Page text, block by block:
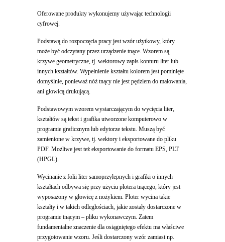
Oferowane produkty wykonujemy używając technologii
cyfrowej.
Podstawą do rozpoczęcia pracy jest wzór użytkowy, który
może być odczytany przez urządzenie tnące. Wzorem są
krzywe geometryczne, tj. wektorowy zapis konturu liter lub
innych kształtów. Wypełnienie kształtu kolorem jest pominięte
domyślnie, ponieważ nóż tnący nie jest pędzlem do malowania,
ani głowicą drukującą.
Podstawowym wzorem wystarczającym do wycięcia liter,
kształtów są tekst i grafika utworzone komputerowo w
programie graficznym lub edytorze tekstu. Muszą być
zamienione w krzywe, tj. wektory i eksportowane do pliku
PDF. Możliwe jest też eksportowanie do formatu EPS, PLT
(HPGL).
Wycinanie z folii liter samoprzylepnych i grafiki o innych
kształtach odbywa się przy użyciu plotera tnącego, który jest
wyposażony w głowicę z nożykiem. Ploter wycina takie
kształty i w takich odległościach, jakie zostały dostarczone w
programie tnącym – pliku wykonawczym. Zatem
fundamentalne znaczenie dla osiągniętego efektu ma właściwe
przygotowanie wzoru. Jeśli dostarczony wzór zamiast np.